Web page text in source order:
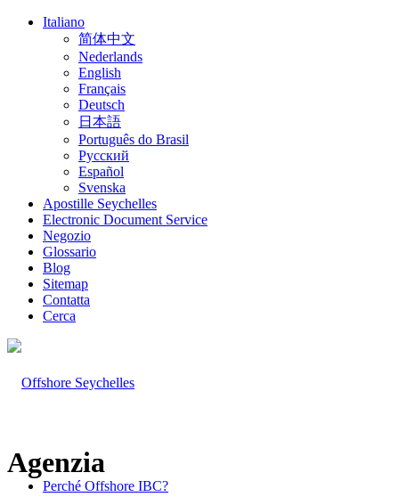
Italiano
简体中文
Nederlands
English
Français
Deutsch
日本語
Português do Brasil
Русский
Español
Svenska
Apostille Seychelles
Electronic Document Service
Negozio
Glossario
Blog
Sitemap
Contatta
Cerca
Perché Offshore IBC?
Agenzia